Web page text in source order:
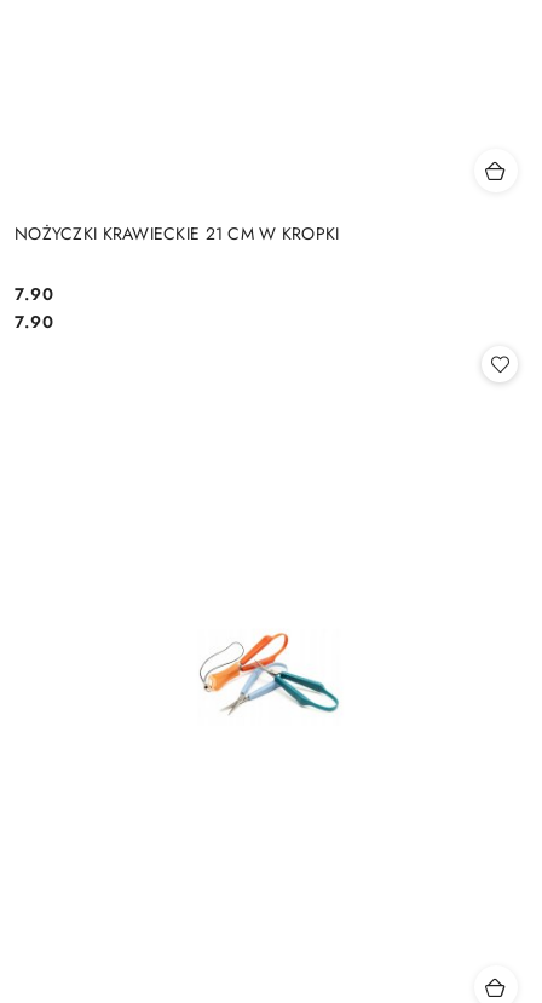
NOŻYCZKI KRAWIECKIE 21 CM W KROPKI
Cena:
7.90
Cena:
7.90